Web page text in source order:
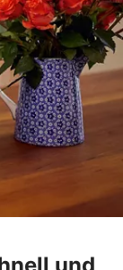
und